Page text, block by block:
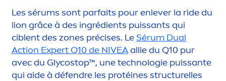
Les sérums sont parfaits pour enlever la ride du
lion grâce à des ingrédients puissants qui
ciblent des zones précises. LeSérum Dual
Action Expert Q10 de NIVEAallie du Q10 pur
avec du Glycostop™, une technologie puissante
qui aide à défendre les protéines structurelles